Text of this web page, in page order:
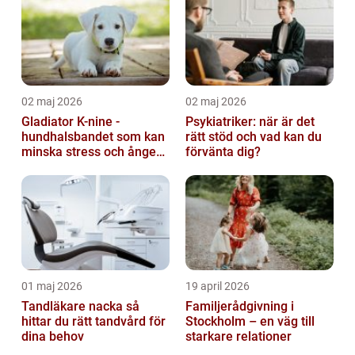
02 maj 2026
Gladiator K-nine -
hundhalsbandet som kan
minska stress och ångest
02 maj 2026
Psykiatriker: när är det
rätt stöd och vad kan du
förvänta dig?
01 maj 2026
Tandläkare nacka så
hittar du rätt tandvård för
dina behov
19 april 2026
Familjerådgivning i
Stockholm – en väg till
starkare relationer